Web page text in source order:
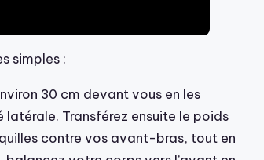
simples :
30 cm devant vous en les
Transférez ensuite le poids
contre vos avant-bras, tout en